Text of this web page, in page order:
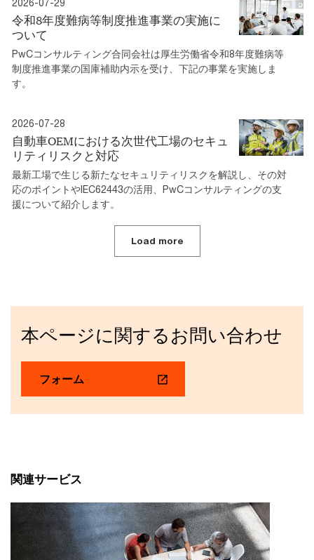
2026-07-29
令和8年度難病等制度推進事業の実施に
ついて
PwCコンサルティング合同会社は厚生労働省令和8年度難病等
制度推進事業の国庫補助内示を受け、下記の事業を実施しま
す。
2026-07-28
自動車OEMにおける次世代工場のセキュ
リティリスクと対応
最新工場で生じる新たなセキュリティリスクを解説し、その対
応のポイントやIEC62443の活用、PwCコンサルティングの支
援について紹介します。
Load more
本ページに関するお問い合わせ
フォーム
関連サービス